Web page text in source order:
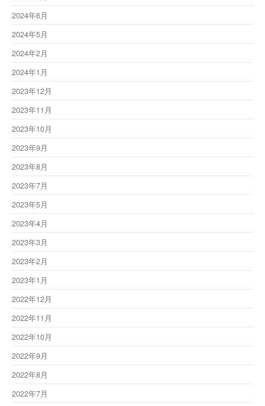
2024年6月
2024年5月
2024年2月
2024年1月
2023年12月
2023年11月
2023年10月
2023年9月
2023年8月
2023年7月
2023年5月
2023年4月
2023年3月
2023年2月
2023年1月
2022年12月
2022年11月
2022年10月
2022年9月
2022年8月
2022年7月